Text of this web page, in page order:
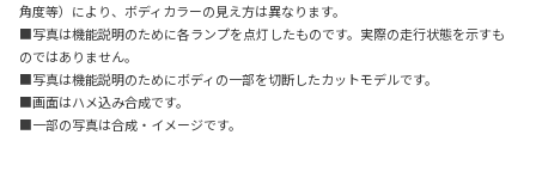
角度等）により、ボディカラーの見え方は異なります。
■写真は機能説明のために各ランプを点灯したものです。実際の走行状態を示すも
のではありません。
■写真は機能説明のためにボディの一部を切断したカットモデルです。
■画面はハメ込み合成です。
■一部の写真は合成・イメージです。